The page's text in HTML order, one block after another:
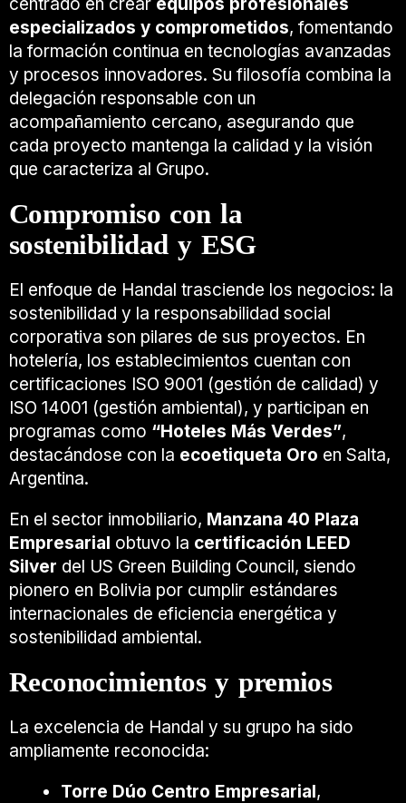
especializados y comprometidos, fomentando
la formación continua en tecnologías avanzadas
y procesos innovadores. Su filosofía combina la
delegación responsable con un
acompañamiento cercano, asegurando que
cada proyecto mantenga la calidad y la visión
que caracteriza al Grupo.
Compromiso con la
sostenibilidad y ESG
El enfoque de Handal trasciende los negocios: la
sostenibilidad y la responsabilidad social
corporativa son pilares de sus proyectos. En
hotelería, los establecimientos cuentan con
certificaciones ISO 9001 (gestión de calidad) y
ISO 14001 (gestión ambiental), y participan en
programas como “Hoteles Más Verdes”,
destacándose con la ecoetiqueta Oro en Salta,
Argentina.
En el sector inmobiliario, Manzana 40 Plaza
Empresarial obtuvo la certificación LEED
Silver del US Green Building Council, siendo
pionero en Bolivia por cumplir estándares
internacionales de eficiencia energética y
sostenibilidad ambiental.
Reconocimientos y premios
La excelencia de Handal y su grupo ha sido
ampliamente reconocida:
Torre Dúo Centro Empresarial,